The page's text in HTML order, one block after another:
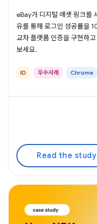
eBay가 디지털 애셋 링크를
유를 통해 로그인 성공률을
교차 플랫폼 인증을 구현하
보세요.
ID 우수사례 Chrome
Read the study